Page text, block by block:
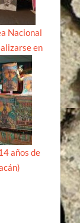
Nacional
en
años de